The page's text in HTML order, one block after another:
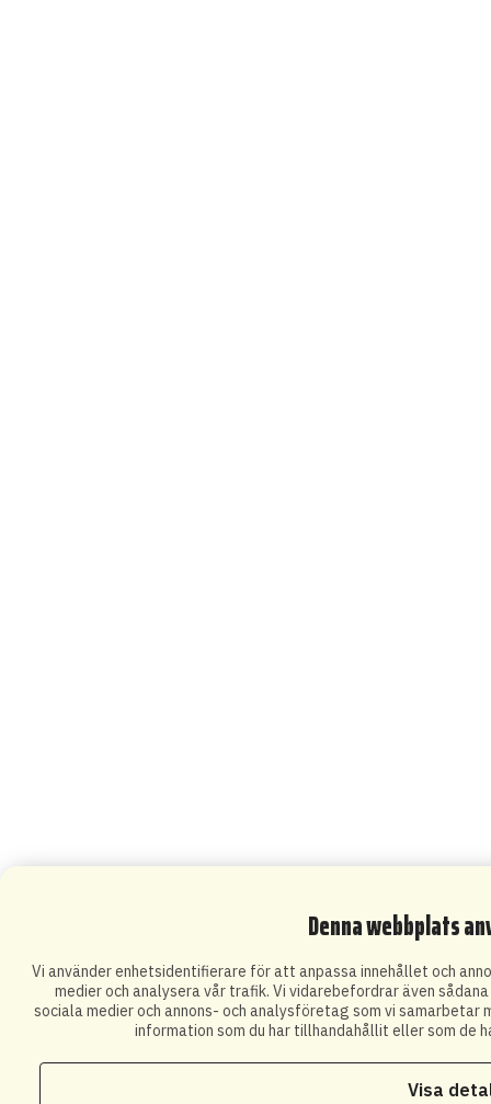
Denna webbplats
Vi använder enhetsidentifierare för att anpassa innehållet och
medier och analysera vår trafik. Vi vidarebefordrar även
sociala medier och annons- och analysföretag som vi samarbetar
information som du har tillhandahållit eller som de
Visa